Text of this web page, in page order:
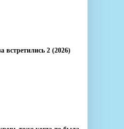
встретились 2 (2026)